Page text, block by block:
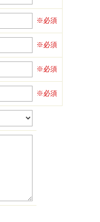
※必須
※必須
※必須
※必須